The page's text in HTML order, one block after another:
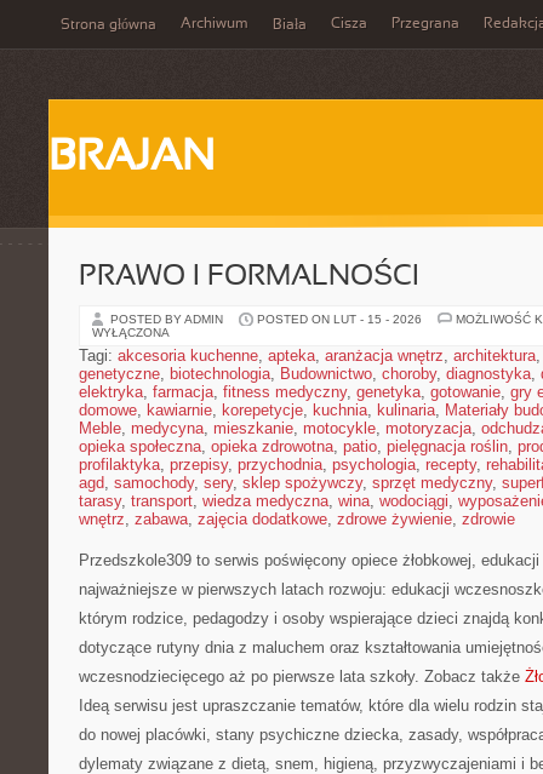
Strona główna Archiwum Biała Cisza Przegrana
BRAJAN
PRAWO I FORMALNOŚCI
POSTED BY ADMIN POSTED ON LUT - 15 - 2026
MOŻLIWOŚĆ
WYŁĄCZONA
Tagi: akcesoria kuchenne, apteka, aranżacja wnętrz, architektura
genetyczne, biotechnologia, Budownictwo, choroby, diagnostyka,
elektryka, farmacja, fitness medyczny, genetyka, gotowanie, gry
domowe, kawiarnie, korepetycje, kuchnia, kulinaria, Materiały
Meble, medycyna, mieszkanie, motocykle, motoryzacja,
opieka społeczna, opieka zdrowotna, patio, pielęgnacja roślin,
profilaktyka, przepisy, przychodnia, psychologia, recepty,
agd, samochody, sery, sklep spożywczy, sprzęt medyczny,
tarasy, transport, wiedza medyczna, wina, wodociągi,
wnętrz, zabawa, zajęcia dodatkowe, zdrowe żywienie, zdrowie
Przedszkole309 to serwis poświęcony opiece żłobkowej,
najważniejsze w pierwszych latach rozwoju: edukacji
którym rodzice, pedagodzy i osoby wspierające dzieci znajdą
dotyczące rutyny dnia z maluchem oraz kształtowania
wczesnodziecięcego aż po pierwsze lata szkoły. Zobacz także
Ideą serwisu jest upraszczanie tematów, które dla wielu rodzin
do nowej placówki, stany psychiczne dziecka, zasady,
dylematy związane z dietą, snem, higieną, przyzwyczajeniami i